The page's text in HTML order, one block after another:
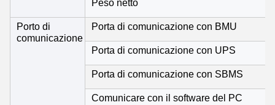
Porto di
comunicazione
Porta di comunicazione con BMU
Porta di comunicazione con UPS
Porta di comunicazione con SBMS
Comunicare con il software del PC